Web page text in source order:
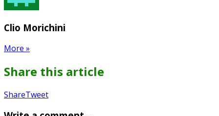
Clio Morichini
More »
Share this article
ShareTweetShare
Pin
Send